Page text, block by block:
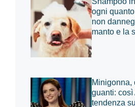
ogni
non
manto e la
Minigonna,
guanti: così
tendenza